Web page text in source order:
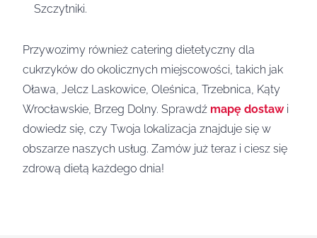
Szczytniki.
Przywozimy również catering dietetyczny dla
cukrzyków do okolicznych miejscowości, takich jak
Oława, Jelcz Laskowice, Oleśnica, Trzebnica, Kąty
Wrocławskie, Brzeg Dolny. Sprawdź mapę dostawi
dowiedz się, czy Twoja lokalizacja znajduje się w
obszarze naszych usług. Zamów już teraz i ciesz się
zdrową dietą każdego dnia!